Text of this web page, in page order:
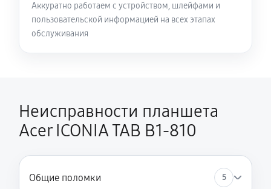
Аккуратно работаем с устройством, шлейфами и
пользовательской информацией на всех этапах
обслуживания
Неисправности планшета
Acer ICONIA TAB B1-810
Общие поломки 5